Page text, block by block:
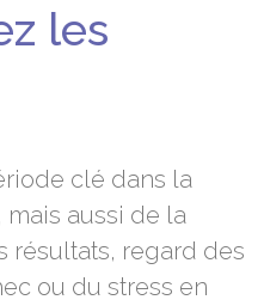
les
clé dans la
aussi de la
résultats, regard des
ou du stress en